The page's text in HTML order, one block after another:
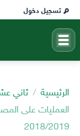
تسجيل دخول
الرئيسية ثاني
العمليات على
2018/2019